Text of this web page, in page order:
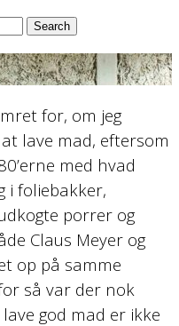
for, om jeg
lave mad, eftersom
med hvad
i foliebakker,
porrer og
Claus Meyer og
op på samme
så var der nok
god mad er ikke